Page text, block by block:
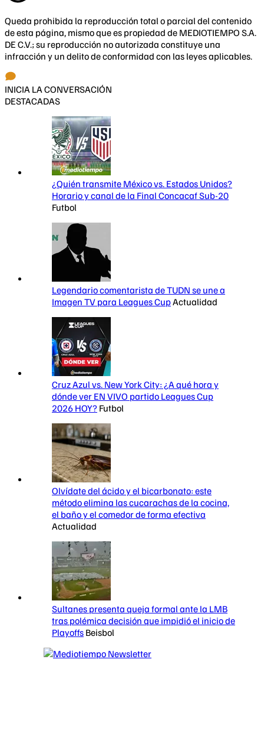
Queda prohibida la reproducción total o parcial del contenido
de esta página, mismo que es propiedad de MEDIOTIEMPO S.A.
DE C.V.; su reproducción no autorizada constituye una
infracción y un delito de conformidad con las leyes aplicables.
INICIA LA CONVERSACIÓN
DESTACADAS
¿Quién transmite México vs. Estados Unidos?
Horario y canal de la Final Concacaf Sub-20
Futbol
Legendario comentarista de TUDN se une a
Imagen TV para Leagues CupActualidad
Cruz Azul vs. New York City: ¿A qué hora y
dónde ver EN VIVO partido Leagues Cup
2026 HOY? Futbol
Olvídate del ácido y el bicarbonato: este
método elimina las cucarachas de la cocina,
el baño y el comedor de forma efectiva
Actualidad
Sultanes presenta queja formal ante la LMB
tras polémica decisión que impidió el inicio de
Playoffs Beisbol